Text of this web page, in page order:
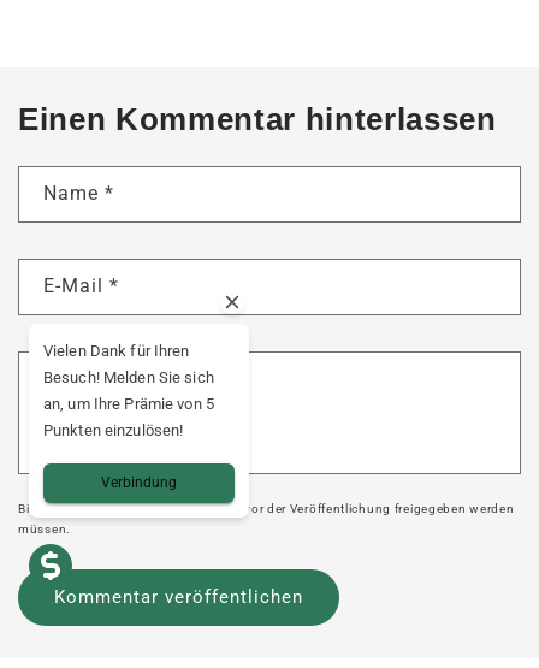
Einen Kommentar hinterlassen
Name *
E-Mail *
Kommentar*
Bitte beachten Sie, dass Kommentare vor der Veröffentlichung freigegeben werden
müssen.
Vielen Dank für Ihren
Besuch! Melden Sie sich
an, um Ihre Prämie von 5
Punkten einzulösen!
Verbindung